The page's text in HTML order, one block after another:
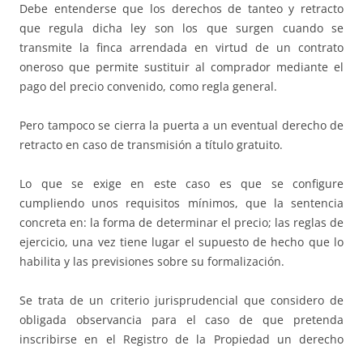
Debe entenderse que los derechos de tanteo y retracto
que regula dicha ley son los que surgen cuando se
transmite la finca arrendada en virtud de un contrato
oneroso que permite sustituir al comprador mediante el
pago del precio convenido, como regla general.
Pero tampoco se cierra la puerta a un eventual derecho de
retracto en caso de transmisión a título gratuito.
Lo que se exige en este caso es que se configure
cumpliendo unos requisitos mínimos, que la sentencia
concreta en: la forma de determinar el precio; las reglas de
ejercicio, una vez tiene lugar el supuesto de hecho que lo
habilita y las previsiones sobre su formalización.
Se trata de un criterio jurisprudencial que considero de
obligada observancia para el caso de que pretenda
inscribirse en el Registro de la Propiedad un derecho